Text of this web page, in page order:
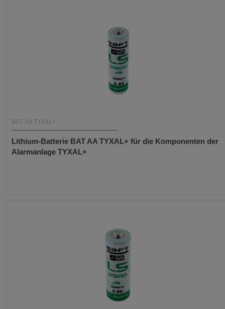
BAT AA TYXAL+
Lithium-Batterie BAT AA TYXAL+ für die Komponenten der
Alarmanlage TYXAL+